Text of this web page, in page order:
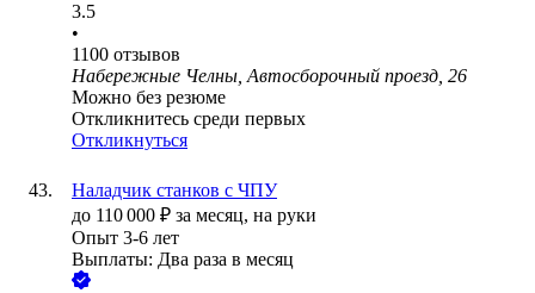
3.5
•
1100 отзывов
Набережные Челны, Автосборочный проезд, 26
Можно без резюме
Откликнитесь среди первых
Откликнуться
Наладчик станков с ЧПУ
до 110 000 ₽ за месяц, на руки
Опыт 3-6 лет
Выплаты: Два раза в месяц